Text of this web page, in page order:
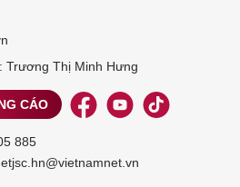
Trương Thị Minh Hưng
CÁO
885